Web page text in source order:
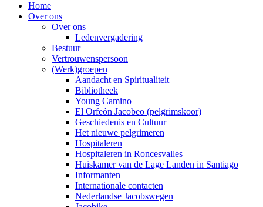
Home
Over ons
Over ons
Ledenvergadering
Bestuur
Vertrouwenspersoon
(Werk)groepen
Aandacht en Spiritualiteit
Bibliotheek
Young Camino
El Orfeón Jacobeo (pelgrimskoor)
Geschiedenis en Cultuur
Het nieuwe pelgrimeren
Hospitaleren
Hospitaleren in Roncesvalles
Huiskamer van de Lage Landen in Santiago
Informanten
Internationale contacten
Nederlandse Jacobswegen